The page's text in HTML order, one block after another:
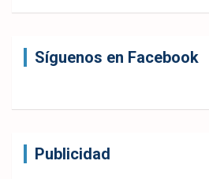
Síguenos en Facebook
Publicidad